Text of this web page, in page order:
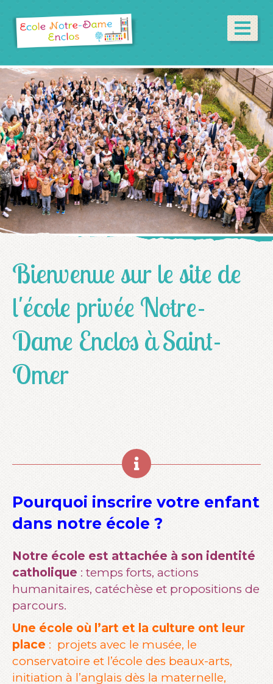
Bienvenue sur le site de
l'école privée Notre-
Dame Enclos à Saint-
Omer
Pourquoi inscrire votre enfant
dans notre école ?
Notre école est attachée à son identité
catholique : temps forts, actions
humanitaires, catéchèse et propositions de
parcours.
Une école où l’art et la culture ont leur
place : projets avec le musée, le
conservatoire et l’école des beaux-arts,
initiation à l’anglais dès la maternelle,